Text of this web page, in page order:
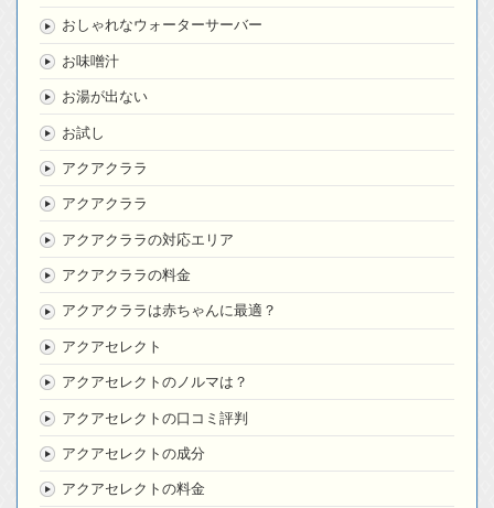
おしゃれなウォーターサーバー
お味噌汁
お湯が出ない
お試し
アクアクララ
アクアクララ
アクアクララの対応エリア
アクアクララの料金
アクアクララは赤ちゃんに最適？
アクアセレクト
アクアセレクトのノルマは？
アクアセレクトの口コミ評判
アクアセレクトの成分
アクアセレクトの料金